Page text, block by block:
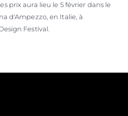
prix aura lieu le 5 février dans le
d'Ampezzo, en Italie, à
Festival.